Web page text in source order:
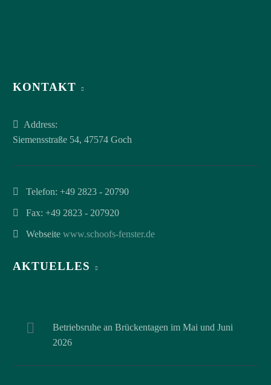
KONTAKT
Address:
Siemensstraße 54, 47574 Goch
Telefon: +49 2823 - 20790
Fax: +49 2823 - 207920
Webseite www.schoofs-fenster.de
AKTUELLES
Betriebsruhe an Brückentagen im Mai und Juni
2026